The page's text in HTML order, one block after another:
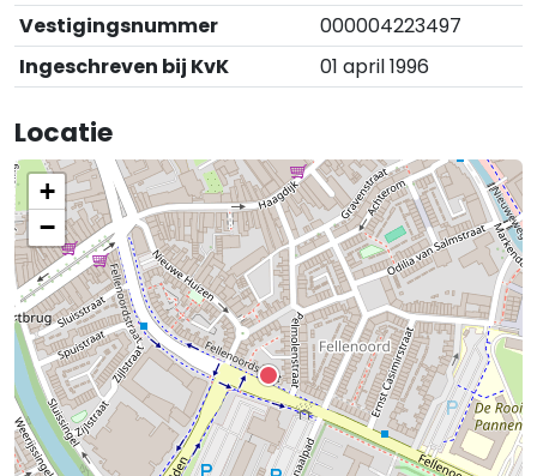
Vestigingsnummer
000004223497
Ingeschreven bij KvK
01 april 1996
Locatie
+
−